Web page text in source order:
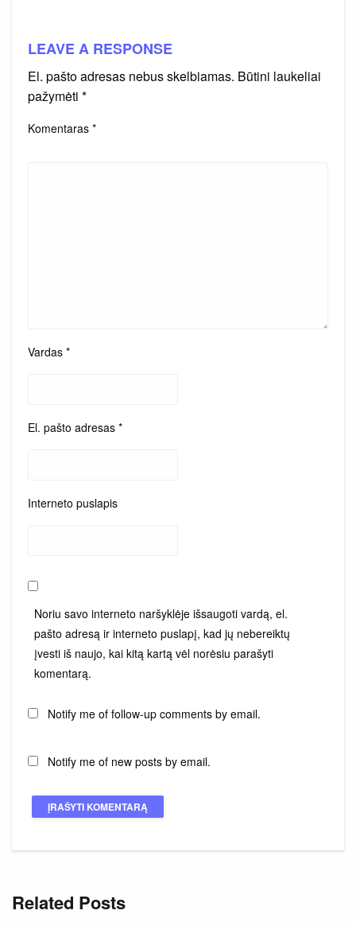
LEAVE A RESPONSE
El. pašto adresas nebus skelbiamas. Būtini laukeliai
pažymėti *
Komentaras *
Vardas *
El. pašto adresas *
Interneto puslapis
Noriu savo interneto naršyklėje išsaugoti vardą, el.
pašto adresą ir interneto puslapį, kad jų nebereiktų
įvesti iš naujo, kai kitą kartą vėl norėsiu parašyti
komentarą.
Notify me of follow-up comments by email.
Notify me of new posts by email.
Related Posts